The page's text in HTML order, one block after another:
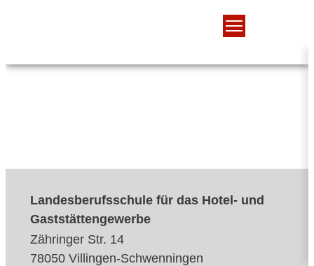
Landesberufsschule für das Hotel- und
Gaststättengewerbe
Zähringer Str. 14
78050 Villingen-Schwenningen